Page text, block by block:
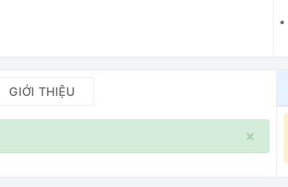
GIỚI THIỆU
×